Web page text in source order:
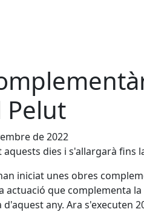
Pelut
de 2022
aquests dies i s'allargarà fins
iniciat unes obres
actuació que complementa la
any. Ara s'executen